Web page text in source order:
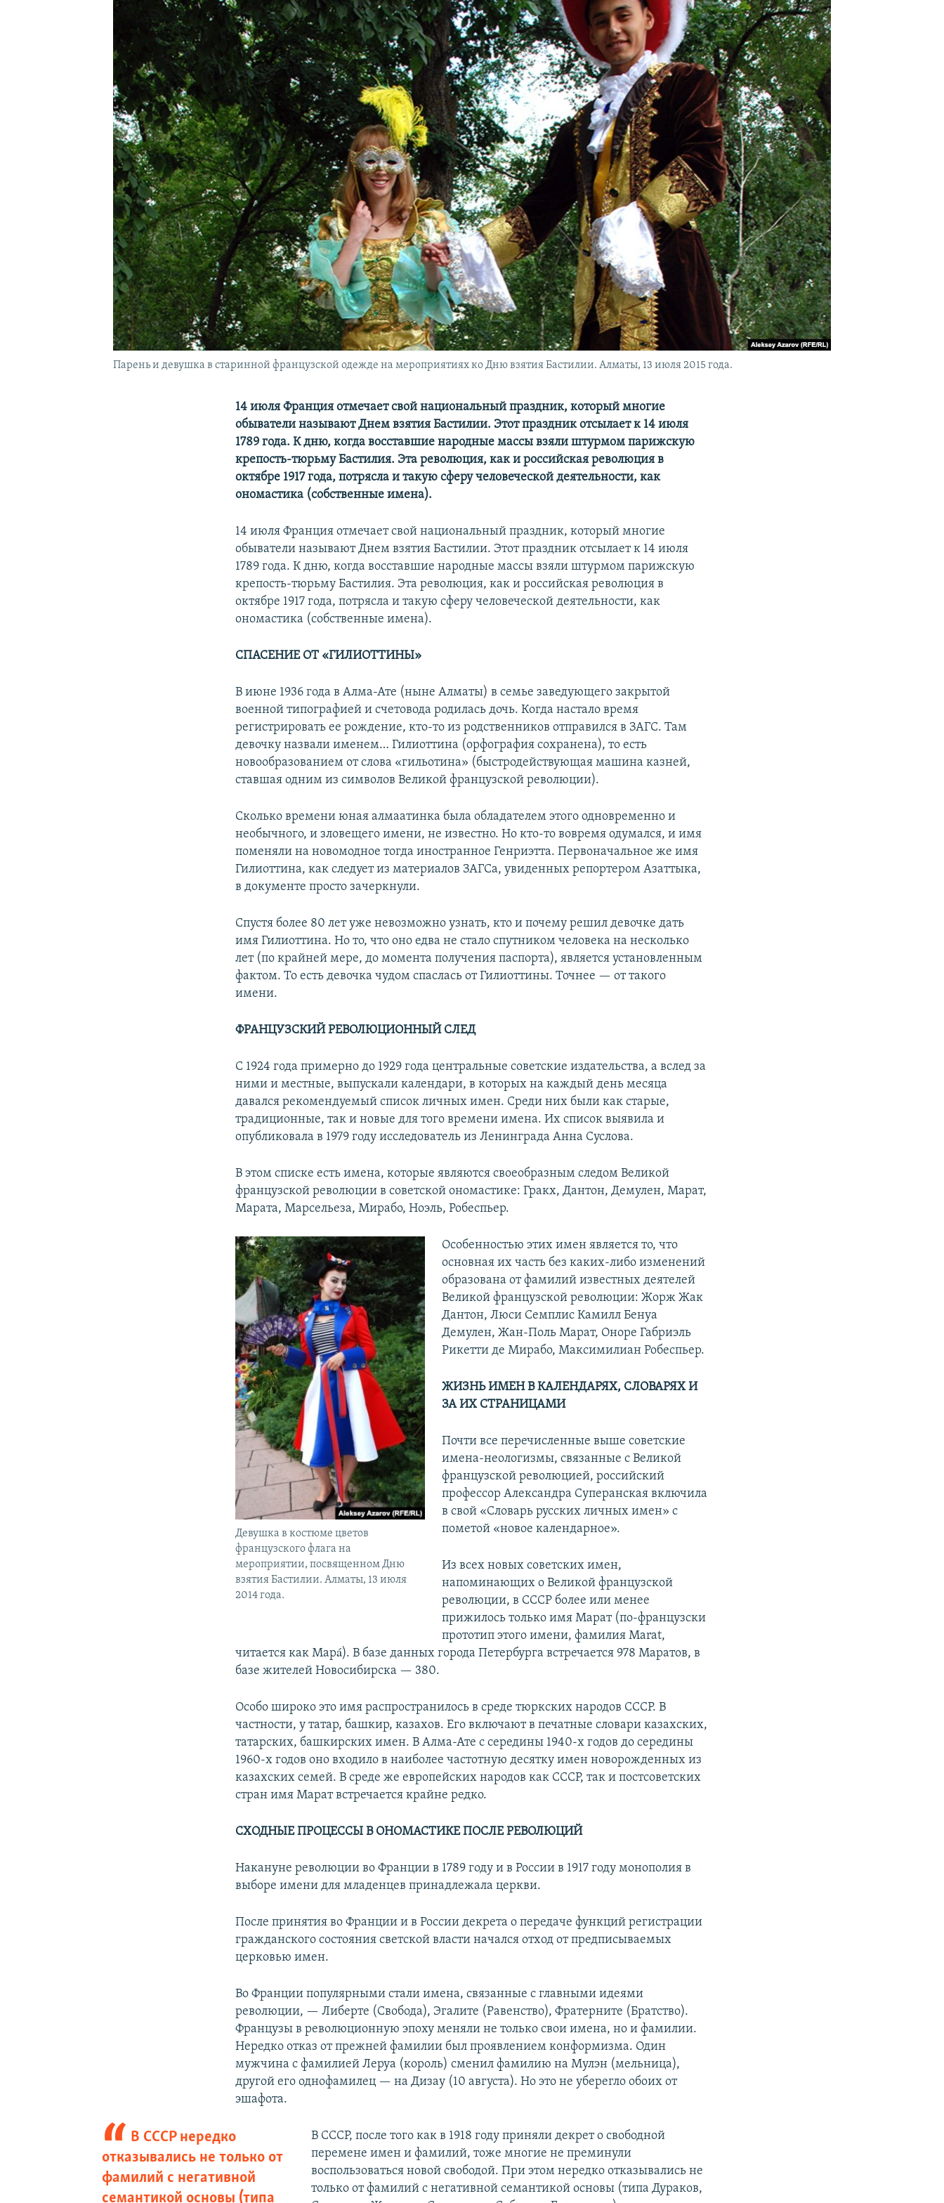
Парень и девушка в старинной французской одежде на мероприятиях ко Дню взятия Бастилии. Алматы, 13 июля 2015 года.
14 июля Франция отмечает свой национальный праздник, который многие
обыватели называют Днем взятия Бастилии. Этот праздник отсылает к 14 июля
1789 года. К дню, когда восставшие народные массы взяли штурмом парижскую
крепость-тюрьму Бастилия. Эта революция, как и российская революция в
октябре 1917 года, потрясла и такую сферу человеческой деятельности, как
ономастика (собственные имена).
14 июля Франция отмечает свой национальный праздник, который многие
обыватели называют Днем взятия Бастилии. Этот праздник отсылает к 14 июля
1789 года. К дню, когда восставшие народные массы взяли штурмом парижскую
крепость-тюрьму Бастилия. Эта революция, как и российская революция в
октябре 1917 года, потрясла и такую сферу человеческой деятельности, как
ономастика (собственные имена).
СПАСЕНИЕ ОТ «ГИЛИОТТИНЫ»
В июне 1936 года в Алма-Ате (ныне Алматы) в семье заведующего закрытой
военной типографией и счетовода родилась дочь. Когда настало время
регистрировать ее рождение, кто-то из родственников отправился в ЗАГС. Там
девочку назвали именем… Гилиоттина (орфография сохранена), то есть
новообразованием от слова «гильотина» (быстродействующая машина казней,
ставшая одним из символов Великой французской революции).
Сколько времени юная алмаатинка была обладателем этого одновременно и
необычного, и зловещего имени, не известно. Но кто-то вовремя одумался, и имя
поменяли на новомодное тогда иностранное Генриэтта. Первоначальное же имя
Гилиоттина, как следует из материалов ЗАГСа, увиденных репортером Азаттыка,
в документе просто зачеркнули.
Спустя более 80 лет уже невозможно узнать, кто и почему решил девочке дать
имя Гилиоттина. Но то, что оно едва не стало спутником человека на несколько
лет (по крайней мере, до момента получения паспорта), является установленным
фактом. То есть девочка чудом спаслась от Гилиоттины. Точнее — от такого
имени.
ФРАНЦУЗСКИЙ РЕВОЛЮЦИОННЫЙ СЛЕД
С 1924 года примерно до 1929 года центральные советские издательства, а вслед за
ними и местные, выпускали календари, в которых на каждый день месяца
давался рекомендуемый список личных имен. Среди них были как старые,
традиционные, так и новые для того времени имена. Их список выявила и
опубликовала в 1979 году исследователь из Ленинграда Анна Суслова.
В этом списке есть имена, которые являются своеобразным следом Великой
французской революции в советской ономастике: Гракх, Дантон, Демулен, Марат,
Марата, Марсельеза, Мирабо, Ноэль, Робеспьер.
Девушка в костюме цветов
французского флага на
мероприятии, посвященном Дню
взятия Бастилии. Алматы, 13 июля
2014 года.
Особенностью этих имен является то, что
основная их часть без каких-либо изменений
образована от фамилий известных деятелей
Великой французской революции: Жорж Жак
Дантон, Люси Семплис Камилл Бенуа
Демулен, Жан-Поль Марат, Оноре Габриэль
Рикетти де Мирабо, Максимилиан Робеспьер.
ЖИЗНЬ ИМЕН В КАЛЕНДАРЯХ, СЛОВАРЯХ И
ЗА ИХ СТРАНИЦАМИ
Почти все перечисленные выше советские
имена-неологизмы, связанные с Великой
французской революцией, российский
профессор Александра Суперанская включила
в свой «Словарь русских личных имен» с
пометой «новое календарное».
Из всех новых советских имен,
напоминающих о Великой французской
революции, в СССР более или менее
прижилось только имя Марат (по-французски
прототип этого имени, фамилия Marat,
читается как Марá). В базе данных города Петербурга встречается 978 Маратов, в
базе жителей Новосибирска — 380.
Особо широко это имя распространилось в среде тюркских народов СССР. В
частности, у татар, башкир, казахов. Его включают в печатные словари казахских,
татарских, башкирских имен. В Алма-Ате с середины 1940-х годов до середины
1960-х годов оно входило в наиболее частотную десятку имен новорожденных из
казахских семей. В среде же европейских народов как СССР, так и постсоветских
стран имя Марат встречается крайне редко.
СХОДНЫЕ ПРОЦЕССЫ В ОНОМАСТИКЕ ПОСЛЕ РЕВОЛЮЦИЙ
Накануне революции во Франции в 1789 году и в России в 1917 году монополия в
выборе имени для младенцев принадлежала церкви.
После принятия во Франции и в России декрета о передаче функций регистрации
гражданского состояния светской власти начался отход от предписываемых
церковью имен.
Во Франции популярными стали имена, связанные с главными идеями
революции, — Либерте (Свобода), Эгалите (Равенство), Фратерните (Братство).
Французы в революционную эпоху меняли не только свои имена, но и фамилии.
Нередко отказ от прежней фамилии был проявлением конформизма. Один
мужчина с фамилией Леруа (король) сменил фамилию на Мулэн (мельница),
другой его однофамилец — на Дизау (10 августа). Но это не уберегло обоих от
эшафота.
В СССР нередко
отказывались не только от
фамилий с негативной
семантикой основы (типа
​В СССР, после того как в 1918 году приняли декрет о свободной
перемене имен и фамилий, тоже многие не преминули
воспользоваться новой свободой. При этом нередко отказывались не
только от фамилий с негативной семантикой основы (типа Дураков,